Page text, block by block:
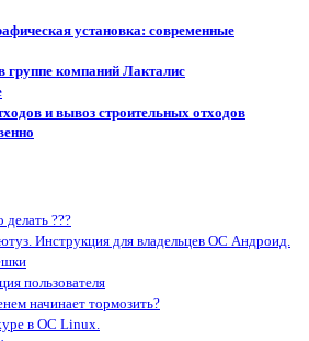
установка: современные
компаний Лакталис
и вывоз строительных отходов
???
Инструкция для владельцев ОС Андроид.
пользователя
начинает тормозить?
в ОС Linux.